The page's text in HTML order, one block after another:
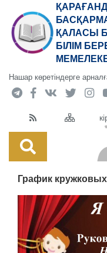
ҚАЛАСЫ
БІЛІМ
Нашар көретіндерге
График